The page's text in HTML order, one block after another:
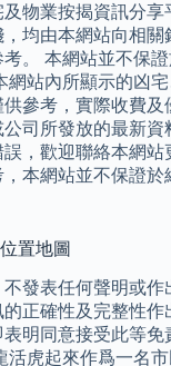
物業按揭資訊分享
均由本網站向相關
。 本網站並不保
網站內所顯示的凶
參考，實際收費及
司所發放的最新資
，歡迎聯絡本網站
本網站並不保證
置地圖
不發表任何聲明或
正確性及完整性作
明同意接受此等免
活虎起來作爲一名